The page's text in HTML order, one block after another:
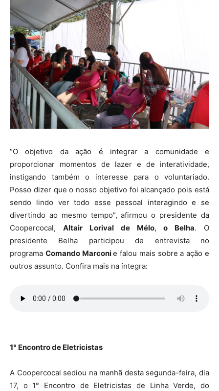
“O objetivo da ação é integrar a comunidade e
proporcionar momentos de lazer e de interatividade,
instigando também o interesse para o voluntariado.
Posso dizer que o nosso objetivo foi alcançado pois está
sendo lindo ver todo esse pessoal interagindo e se
divertindo ao mesmo tempo”, afirmou o presidente da
Coopercocal, Altair Lorival de Mélo, o Belha. O
presidente Belha participou de entrevista no
programa Comando Marconie falou mais sobre a ação e
outros assunto. Confira mais na íntegra:
1° Encontro de Eletricistas
A Coopercocal sediou na manhã desta segunda-feira, dia
17, o 1° Encontro de Eletricistas de Linha Verde, do